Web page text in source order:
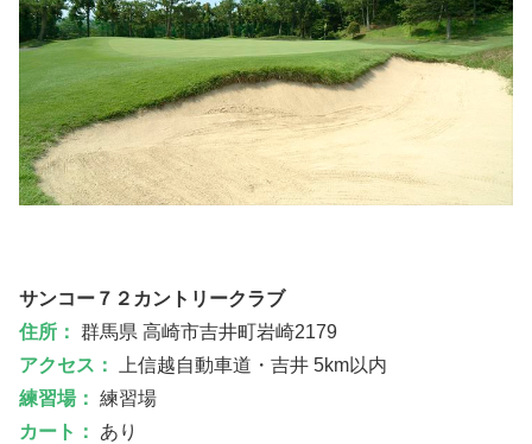
サンコー７２カントリークラブ
住所： 群馬県 高崎市吉井町岩崎2179
アクセス： 上信越自動車道・吉井 5km以内
練習場： 練習場
カート：
あり